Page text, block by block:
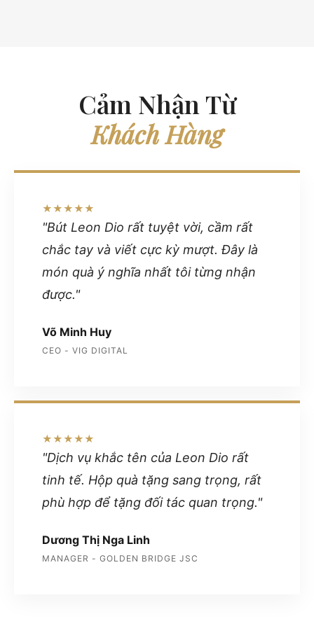
Cảm Nhận Từ
Khách Hàng
★★★★★
"Bút Leon Dio rất tuyệt vời, cầm rất
chắc tay và viết cực kỳ mượt. Đây là
món quà ý nghĩa nhất tôi từng nhận
được."
Võ Minh Huy
CEO - VIG DIGITAL
★★★★★
"Dịch vụ khắc tên của Leon Dio rất
tinh tế. Hộp quà tặng sang trọng, rất
phù hợp để tặng đối tác quan trọng."
Dương Thị Nga Linh
MANAGER - GOLDEN BRIDGE JSC